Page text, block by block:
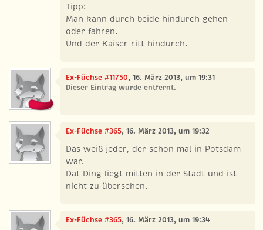
Tipp:
Man kann durch beide hindurch gehen
oder fahren.
Und der Kaiser ritt hindurch.
Ex-Füchse #11750, 16. März 2013, um 19:31
Dieser Eintrag wurde entfernt.
Ex-Füchse #365, 16. März 2013, um 19:32
Das weiß jeder, der schon mal in Potsdam
war.
Dat Ding liegt mitten in der Stadt und ist
nicht zu übersehen.
Ex-Füchse #365, 16. März 2013, um 19:34